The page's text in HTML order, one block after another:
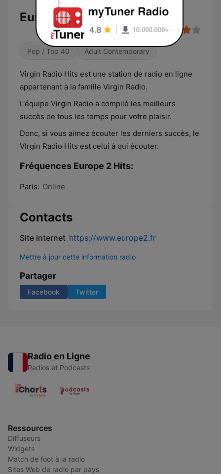
Europe 2 Hits
Pop / Top 40 Adult Contemporary
Virgin Radio Hits est une station de radio en ligne
appartenant à la famille Virgin Radio.
L'équipe Virgin Radio a compilé les meilleurs
succès de tous les temps pour votre plaisir.
Donc, si vous aimez écouter les derniers succès, le
VIrgin Radio Hits est celui à qui écouter.
Fréquences Europe 2 Hits:
Paris: Online
Contacts
Site internet https://www.europe2.fr
Mettre à jour cette information radio
Partager
Facebook Twitter
Radio en Ligne
Radios et Podcasts
Ressources
Diffuseurs
Widgets
Match de foot à la radio
Sites Web de radio par pays